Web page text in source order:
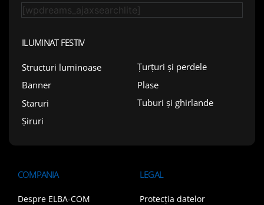
[wpdreams_ajaxsearchlite]
ILUMINAT FESTIV
Structuri luminoase
Banner
Staruri
Șiruri
Țurțuri și perdele
Plase
Tuburi și ghirlande
COMPANIA
Despre ELBA-COM
LEGAL
Protecția datelor